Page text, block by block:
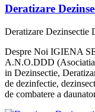
Deratizare
Deratizare Dezinsectie
Despre Noi IGIENA
A.N.O.DDD
in Dezinsectie,
de dezinfectie,
de combatere a